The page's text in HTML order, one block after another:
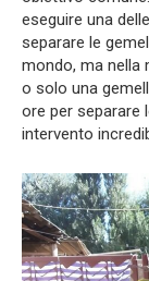
eseguire una
separare le
mondo, ma nella
o solo una
ore per separare
intervento